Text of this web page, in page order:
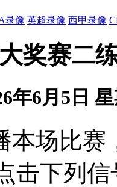
录像 英超录像 西甲录像
奖赛二
年6月5日
本场比
击下列信